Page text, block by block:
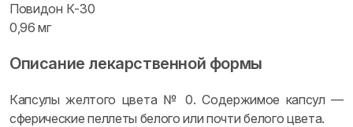
Повидон К-30
0,96 мг
Описание лекарственной формы
Капсулы желтого цвета № 0. Содержимое капсул —
сферические пеллеты белого или почти белого цвета.